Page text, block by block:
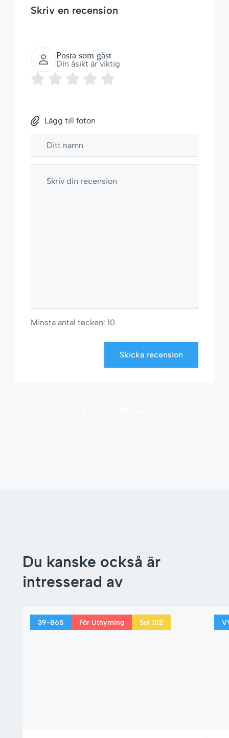
Skriv en recension
Posta som gäst
Din åsikt är viktig
Lägg till foton
Minsta antal tecken: 10
Skicka recension
Du kanske också är
intresserad av
39-865 För Uthyrning Soi 102